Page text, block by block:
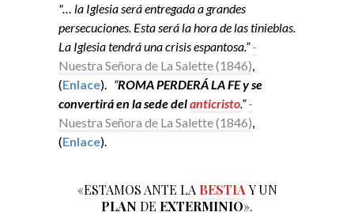
"… la Iglesia será entregada a grandes
persecuciones. Esta será la hora de las tinieblas.
La Iglesia tendrá una crisis espantosa.” -
Nuestra Señora de La Salette (1846),
(Enlace). “ROMA PERDERÁ LA FE y se
convertirá en la sede delanticristo.” -
Nuestra Señora de La Salette (1846),
(Enlace).
«ESTAMOS ANTE LA BESTIA Y UN
PLAN DE EXTERMINIO».